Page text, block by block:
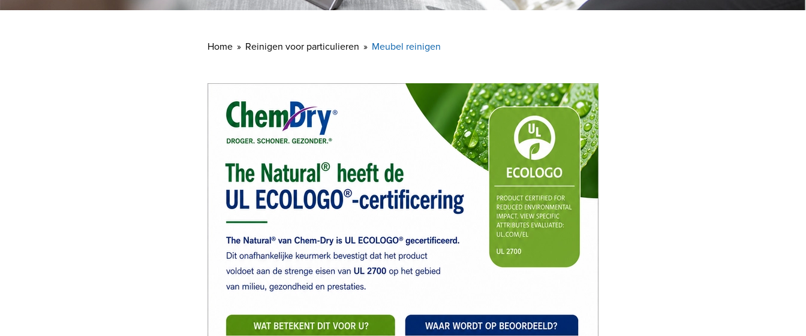
Home Reinigen voor particulieren Meubel reinigen